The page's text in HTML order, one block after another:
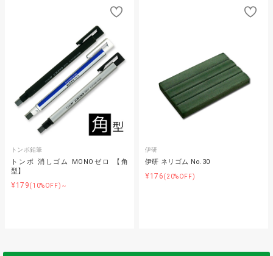
トンボ鉛筆
トンボ 消しゴム MONOゼロ 【角
型】
¥179(10%OFF)～
伊研
伊研 ネリゴム No.30
¥176(20%OFF)